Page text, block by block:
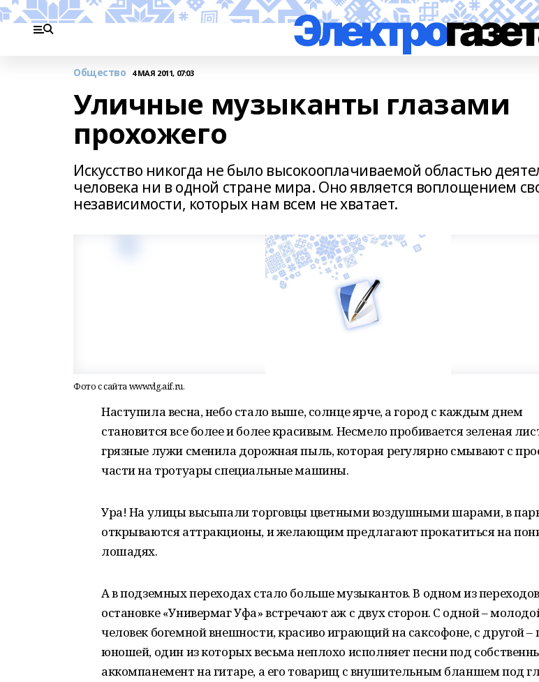
Общество 4 МАЯ 2011, 07:03
Уличные музыканты глазами
прохожего
Искусство никогда не было высокооплачиваемой областью
человека ни в одной стране мира. Оно является воплощением
независимости, которых нам всем не хватает.
Фото с сайта www.vlg.aif.ru.
Наступила весна, небо стало выше, солнце ярче, а город с каждым днем
становится все более и более красивым. Несмело пробивается зеленая
грязные лужи сменила дорожная пыль, которая регулярно смывают с
части на тротуары специальные машины.
Ура! На улицы высыпали торговцы цветными воздушными шарами, в
открываются аттракционы, и желающим предлагают прокатиться на
лошадях.
А в подземных переходах стало больше музыкантов. В одном из
остановке «Универмаг Уфа» встречают аж с двух сторон. С одной –
человек богемной внешности, красиво играющий на саксофоне, с другой –
юношей, один из которых весьма неплохо исполняет песни под
аккомпанемент на гитаре, а его товарищ с внушительным бланшем под